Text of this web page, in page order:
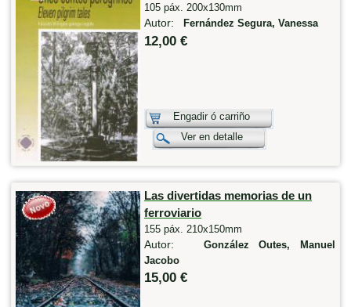
105 páx. 200x130mm
Autor: Fernández Segura, Vanessa
12,00 €
Engadir ó carriño
Ver en detalle
Las divertidas memorias de un
ferroviario
155 páx. 210x150mm
Autor: González Outes, Manuel
Jacobo
15,00 €